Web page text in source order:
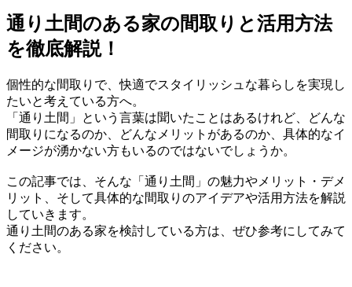
通り土間のある家の間取りと活用方法
を徹底解説！
個性的な間取りで、快適でスタイリッシュな暮らしを実現し
たいと考えている方へ。
「通り土間」という言葉は聞いたことはあるけれど、どんな
間取りになるのか、どんなメリットがあるのか、具体的なイ
メージが湧かない方もいるのではないでしょうか。
この記事では、そんな「通り土間」の魅力やメリット・デメ
リット、そして具体的な間取りのアイデアや活用方法を解説
していきます。
通り土間のある家を検討している方は、ぜひ参考にしてみて
ください。